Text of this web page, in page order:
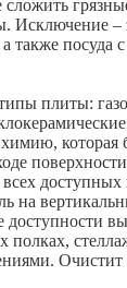
сложить
Исключение –
также посуда
плиты:
которая
доступных
на
доступности
полках,